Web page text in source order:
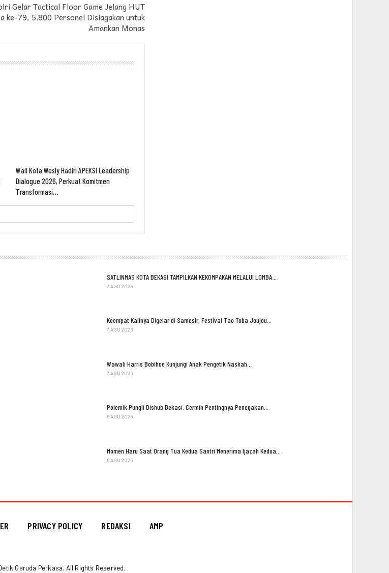
Gelar Tactical Floor Game Jelang HUT
ke-79, 5.800 Personel Disiagakan untuk
Amankan Monas
Wali Kota Wesly Hadiri APEKSI Leadership
Dialogue 2026, Perkuat Komitmen
Transformasi…
SATLINMAS KOTA BEKASI TAMPILKAN KEKOMPAKAN MELALUI LOMBA…
7 AGU 2026
Keempat Kalinya Digelar di Samosir, Festival Tao Toba Joujou…
7 AGU 2026
Wawali Harris Bobihoe Kunjungi Anak Pengetik Naskah…
7 AGU 2026
Polemik Pungli Dishub Bekasi. Cermin Pentingnya Penegakan…
6 AGU 2026
Momen Haru Saat Orang Tua Kedua Santri Menerima Ijazah Kedua…
6 AGU 2026
PRIVACY POLICY REDAKSI AMP
Garuda Perkasa. All Rights Reserved.